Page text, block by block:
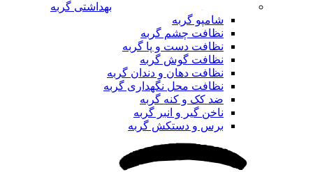
بهداشتی گربه
شامپو گربه
نظافت چشم گربه
نظافت دست و پا گربه
نظافت گوش گربه
نظافت دهان و دندان گربه
نظافت محل نگهداری گربه
ضد کک و کنه گربه
ناخن گیر و انبر گربه
برس و دستکش گربه